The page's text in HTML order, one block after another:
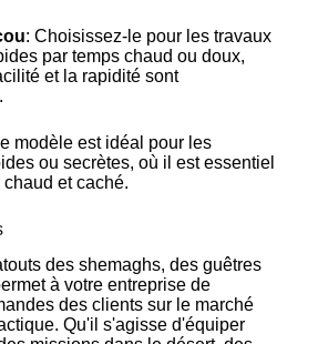
: Choisissez-le pour les travaux
par temps chaud ou doux,
et la rapidité sont
modèle est idéal pour les
ou secrètes, où il est essentiel
et caché.
des shemaghs, des guêtres
à votre entreprise de
des clients sur le marché
Qu'il s'agisse d'équiper